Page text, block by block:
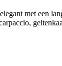
met een